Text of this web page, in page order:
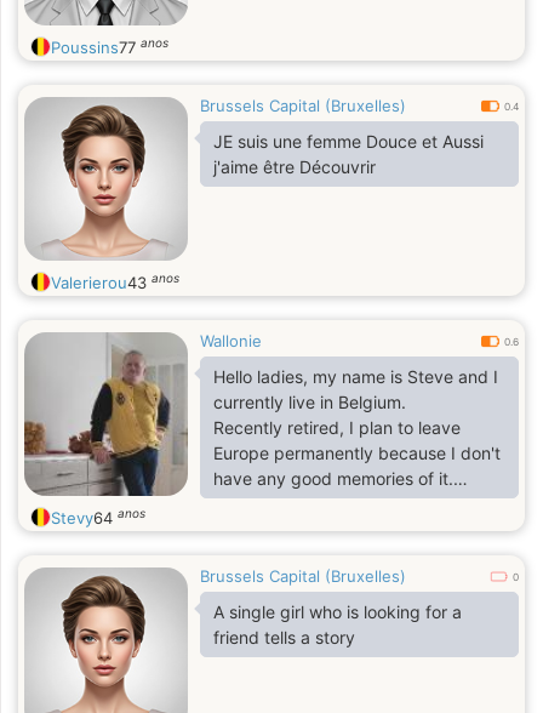
Poussins77 anos
Brussels Capital (Bruxelles) 0.4
JE suis une femme Douce et Aussi
j'aime être Découvrir
Valerierou43 anos
Wallonie 0.6
Hello ladies, my name is Steve and I
currently live in Belgium.
Recently retired, I plan to leave
Europe permanently because I don't
have any good memories of it.
I have always been fascinated by
Australia and that is why I am
because I know that in every
country, a soul mate can wait for us.
Stevy64 anos
Brussels Capital (Bruxelles) 0
A single girl who is looking for a
friend tells a story